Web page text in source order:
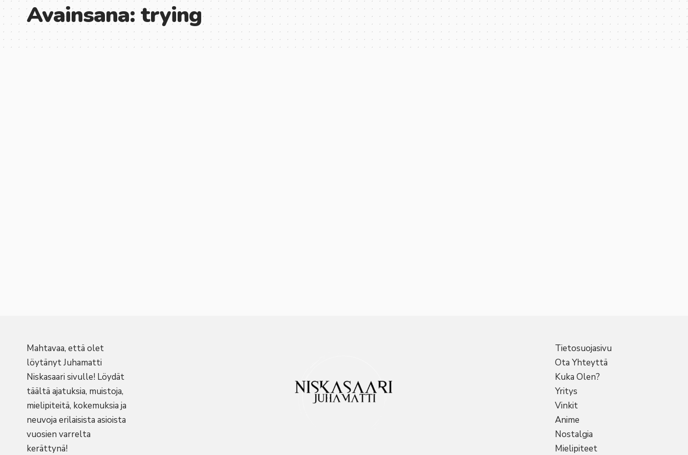
Avainsana: trying
Mahtavaa, että olet
löytänyt Juhamatti
Niskasaari sivulle! Löydät
täältä ajatuksia, muistoja,
mielipiteitä, kokemuksia ja
neuvoja erilaisista asioista
vuosien varrelta
kerättynä!
Tietosuojasivu
Ota Yhteyttä
Kuka Olen?
Yritys
Vinkit
Anime
Nostalgia
Mielipiteet